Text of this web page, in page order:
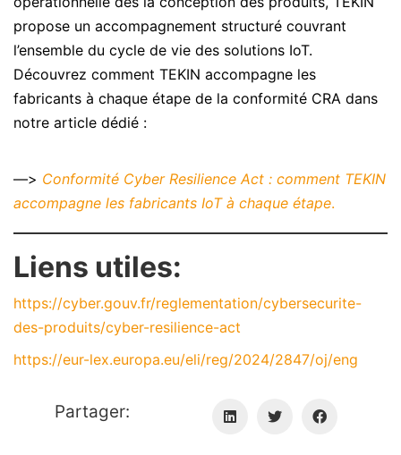
propose un accompagnement structuré couvrant
l’ensemble du cycle de vie des solutions IoT.
Découvrez comment TEKIN accompagne les
fabricants à chaque étape de la conformité CRA dans
notre article dédié :
—> Conformité Cyber Resilience Act : comment TEKIN
accompagne les fabricants IoT à chaque étape.
Liens utiles:
https://cyber.gouv.fr/reglementation/cybersecurite-
des-produits/cyber-resilience-act
https://eur-lex.europa.eu/eli/reg/2024/2847/oj/eng
Partager: